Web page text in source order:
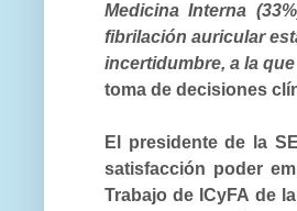
Medicina Interna
fibrilación auricular
incertidumbre, a la
toma de decisiones
El presidente de la
satisfacción poder
Trabajo de ICyFA de